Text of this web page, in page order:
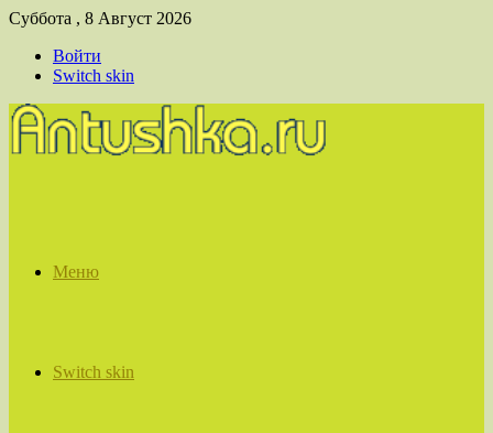
Суббота , 8 Август 2026
Войти
Switch skin
Меню
Switch skin